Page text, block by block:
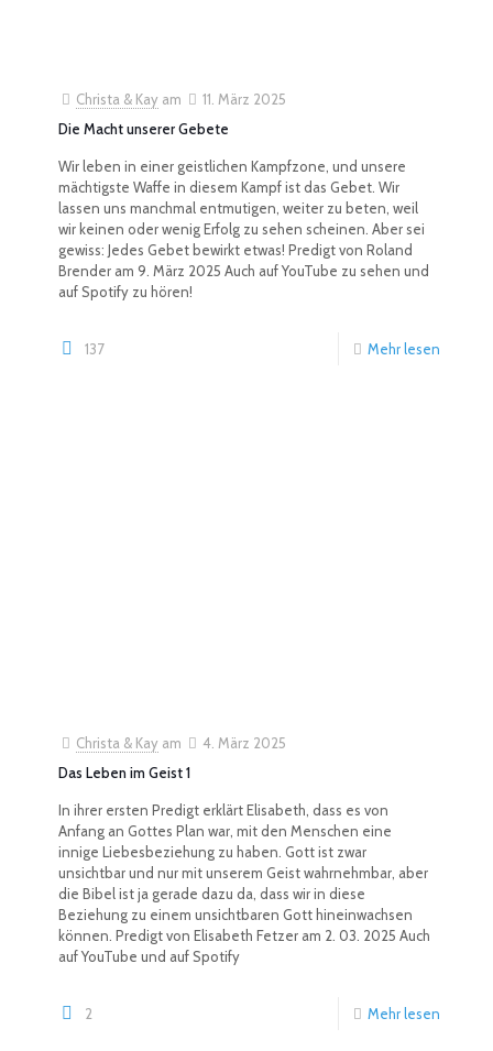
Christa & Kay am
11. März 2025
Die Macht unserer Gebete
Wir leben in einer geistlichen Kampfzone, und unsere
mächtigste Waffe in diesem Kampf ist das Gebet. Wir
lassen uns manchmal entmutigen, weiter zu beten, weil
wir keinen oder wenig Erfolg zu sehen scheinen. Aber sei
gewiss: Jedes Gebet bewirkt etwas! Predigt von Roland
Brender am 9. März 2025 Auch auf YouTube zu sehen und
auf Spotify zu hören!
137 Mehr lesen
Christa & Kay am
4. März 2025
Das Leben im Geist 1
In ihrer ersten Predigt erklärt Elisabeth, dass es von
Anfang an Gottes Plan war, mit den Menschen eine
innige Liebesbeziehung zu haben. Gott ist zwar
unsichtbar und nur mit unserem Geist wahrnehmbar, aber
die Bibel ist ja gerade dazu da, dass wir in diese
Beziehung zu einem unsichtbaren Gott hineinwachsen
können. Predigt von Elisabeth Fetzer am 2. 03. 2025 Auch
auf YouTube und auf Spotify
2 Mehr lesen